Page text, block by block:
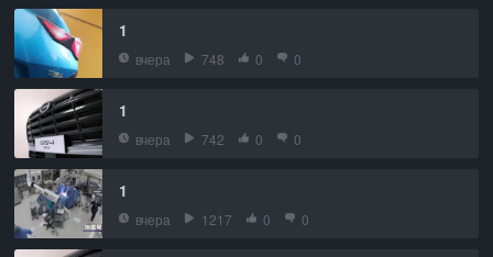
1
вчера 748 0 0
1
вчера 742 0 0
1
вчера 1217 0 0